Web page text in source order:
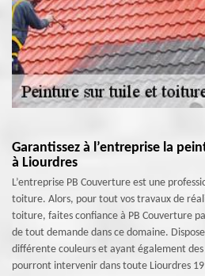
Garantissez à l’entreprise la
à Liourdres
L’entreprise PB Couverture est une
toiture. Alors, pour tout vos travaux de
toiture, faites confiance à PB Couverture
de tout demande dans ce domaine.
différente couleurs et ayant également
pourront intervenir dans toute Liourdres